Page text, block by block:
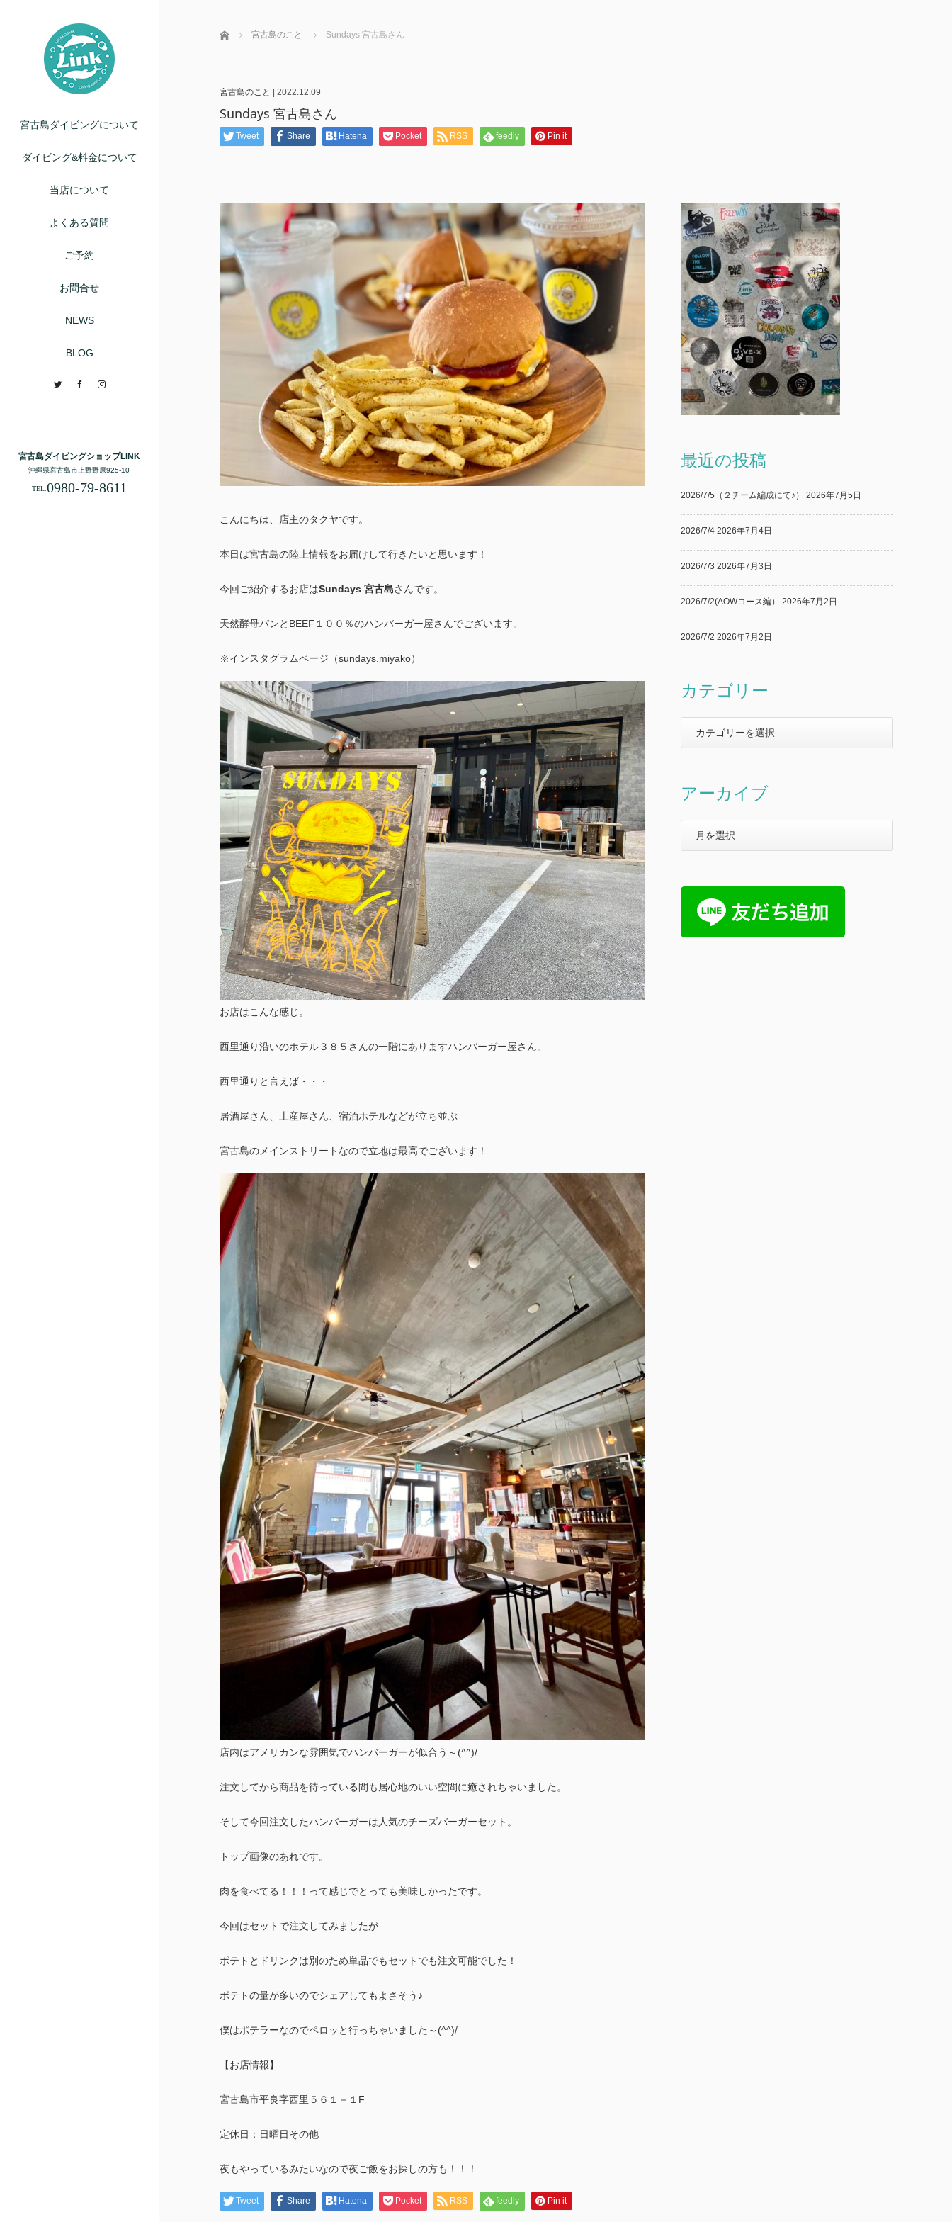
宮古島ダイビングについて
ダイビング&料金について
当店について
よくある質問
ご予約
お問合せ
NEWS
BLOG
TwitterFacebook
宮古島ダイビングショップLINK
沖縄県宮古島市上野野原925-10
TEL.0980-79-8611
ホーム 宮古島のこと Sundays 宮古島さん
宮古島のこと 2022.12.09
Sundays 宮古島さん
Tweet Share Hatena Pocket RSS feedly Pin it
こんにちは、店主のタクヤです。
本日は宮古島の陸上情報をお届けして行きたいと思います！
今回ご紹介するお店はSundays 宮古島さんです。
天然酵母パンとBEEF１００％のハンバーガー屋さんでございます。
※インスタグラムページ（sundays.miyako）
お店はこんな感じ。
西里通り沿いのホテル３８５さんの一階にありますハンバーガー屋さん。
西里通りと言えば・・・
居酒屋さん、土産屋さん、宿泊ホテルなどが立ち並ぶ
宮古島のメインストリートなので立地は最高でございます！
店内はアメリカンな雰囲気でハンバーガーが似合う～(^^)/
注文してから商品を待っている間も居心地のいい空間に癒されちゃいました。
そして今回注文したハンバーガーは人気のチーズバーガーセット。
トップ画像のあれです。
肉を食べてる！！！って感じでとっても美味しかったです。
今回はセットで注文してみましたが
ポテトとドリンクは別のため単品でもセットでも注文可能でした！
ポテトの量が多いのでシェアしてもよさそう♪
僕はポテラーなのでペロッと行っちゃいました～(^^)/
【お店情報】
宮古島市平良字西里５６１－１F
定休日：日曜日その他
夜もやっているみたいなので夜ご飯をお探しの方も！！！
Tweet Share Hatena Pocket RSS feedly Pin it
最近の投稿
2026/7/5（２チーム編成にて♪） 2026年7月5日
2026/7/4 2026年7月4日
2026/7/3 2026年7月3日
2026/7/2(AOWコース編） 2026年7月2日
2026/7/2 2026年7月2日
カテゴリー
アーカイブ